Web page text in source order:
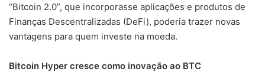
“Bitcoin 2.0”, que incorporasse aplicações e produtos de
Finanças Descentralizadas (DeFi), poderia trazer novas
vantagens para quem investe na moeda.
Bitcoin Hyper cresce como inovação ao BTC